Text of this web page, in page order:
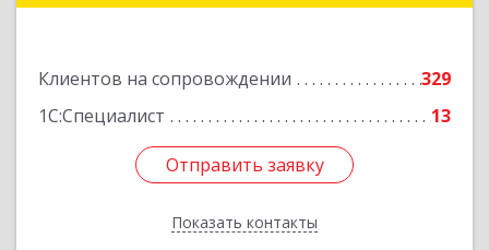
Клиентов на сопровождении
329
1С:Специалист
13
Отправить заявку
Показать контакты
Отправить заявку
Назад